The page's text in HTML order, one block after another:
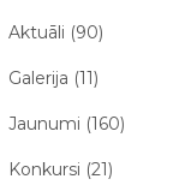
Aktuāli (90)
Galerija (11)
Jaunumi (160)
Konkursi (21)